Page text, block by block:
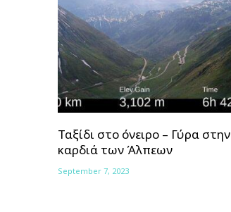
Ταξίδι στο όνειρο – Γύρα στην
καρδιά των Άλπεων
September 7, 2023